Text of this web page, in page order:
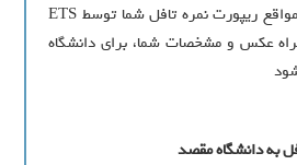
دقت نمایید که در اکثر مواقع ریپورت نمره تافل شما توسط ETS
عکس و مشخصات شما، برای دانشگاه
به دانشگاه مقصد